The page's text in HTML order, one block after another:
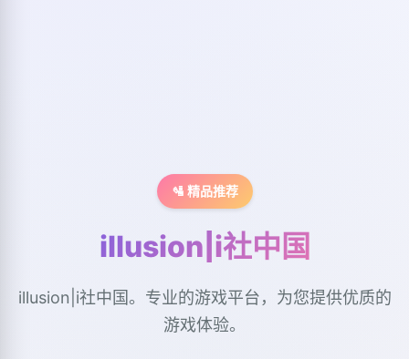
🛂 精品推荐
illusion|i社中国
illusion|i社中国。专业的游戏平台，为您提供优质的
游戏体验。